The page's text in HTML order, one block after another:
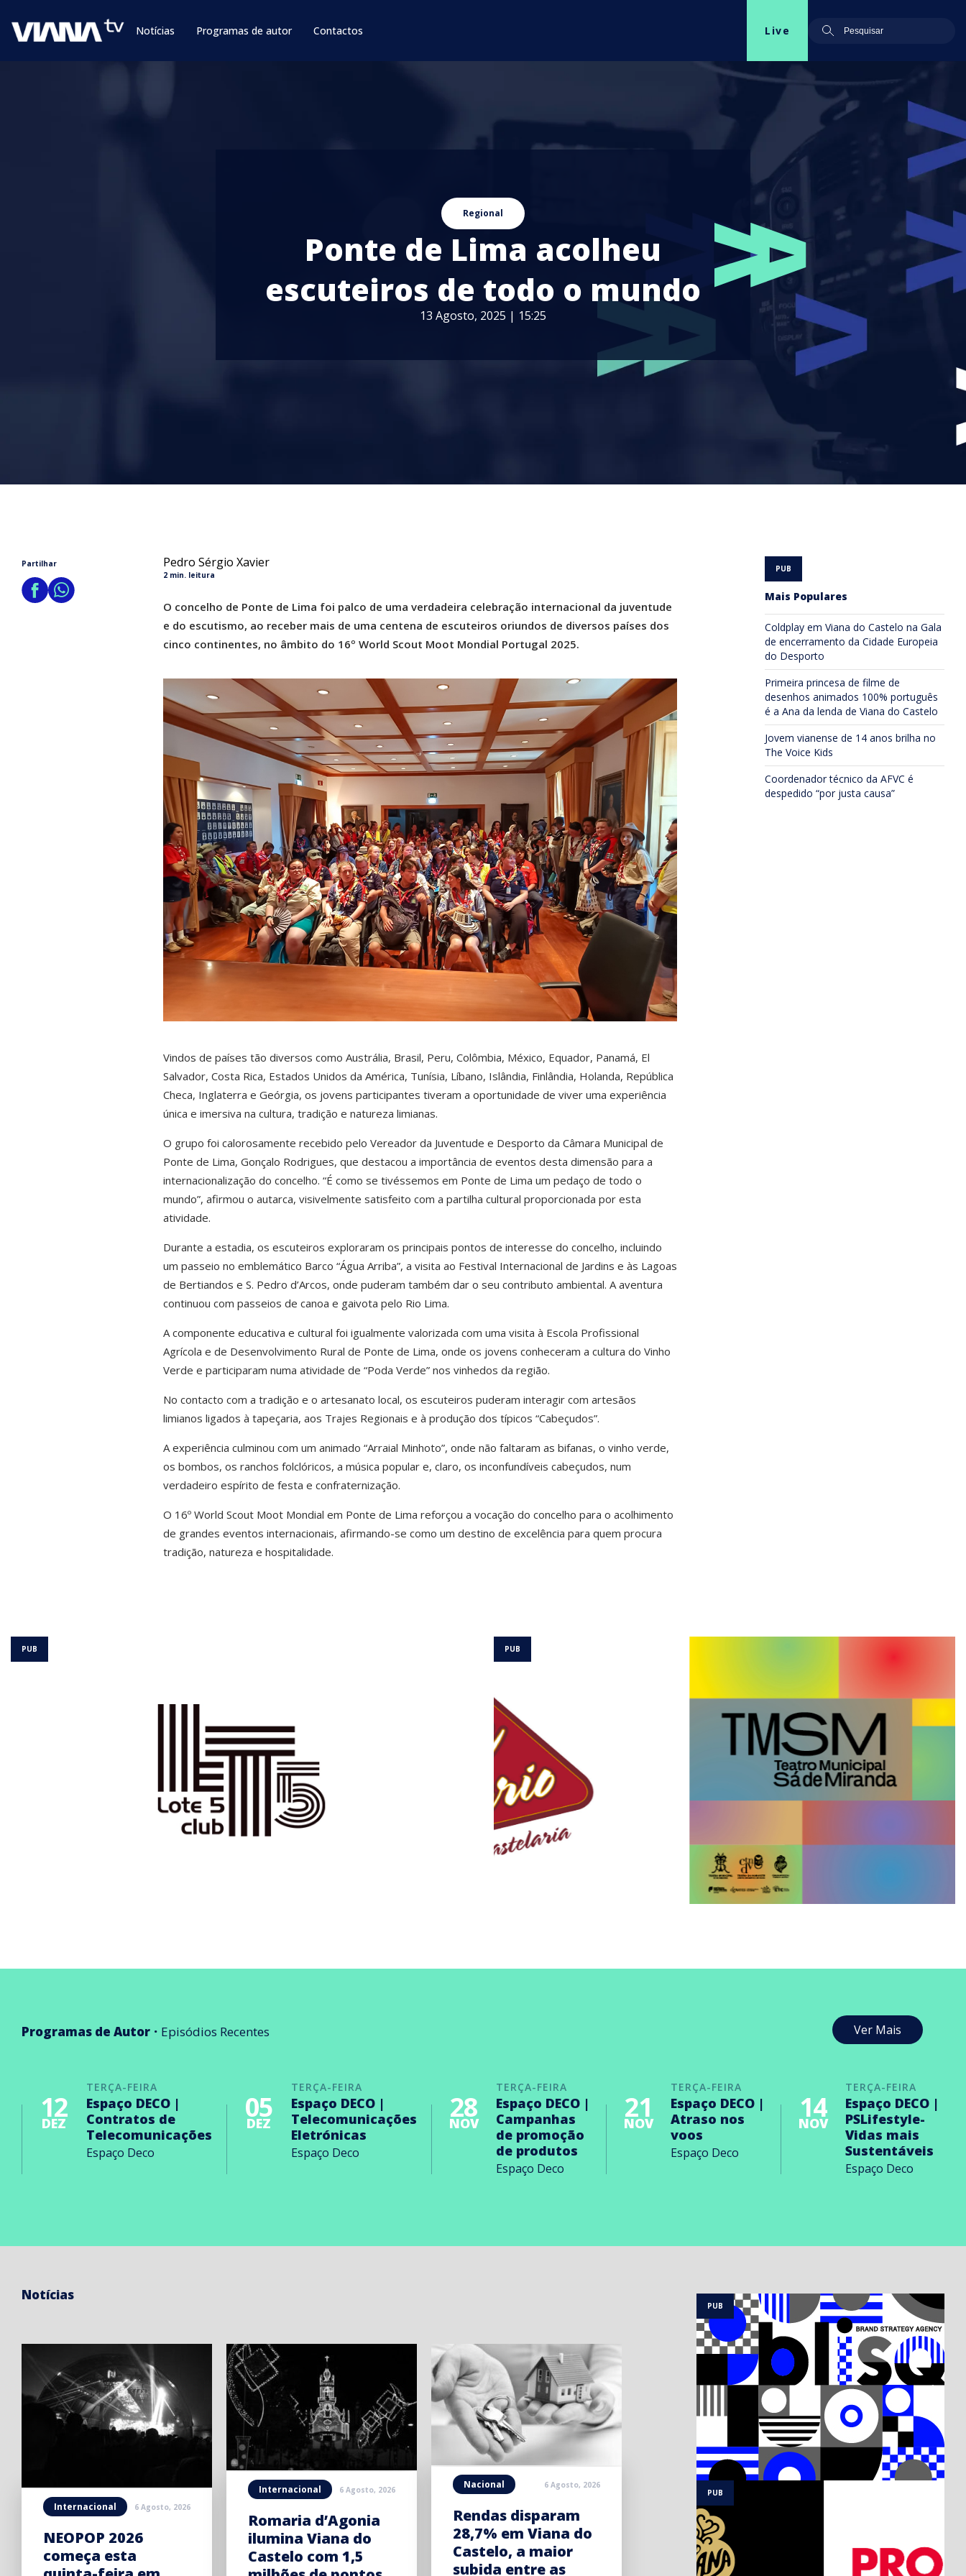
Notícias Programas de autor Contactos Live
Regional
Ponte de Lima acolheu
escuteiros de todo o mundo
13 Agosto, 2025 | 15:25
Partilhar Pedro Sérgio Xavier
2 min. leitura
O concelho de Ponte de Lima foi palco de uma verdadeira celebração internacional da juventude
e do escutismo, ao receber mais de uma centena de escuteiros oriundos de diversos países dos
cinco continentes, no âmbito do 16º World Scout Moot Mondial Portugal 2025.
Vindos de países tão diversos como Austrália, Brasil, Peru, Colômbia, México, Equador, Panamá, El
Salvador, Costa Rica, Estados Unidos da América, Tunísia, Líbano, Islândia, Finlândia, Holanda, República
Checa, Inglaterra e Geórgia, os jovens participantes tiveram a oportunidade de viver uma experiência
única e imersiva na cultura, tradição e natureza limianas.
O grupo foi calorosamente recebido pelo Vereador da Juventude e Desporto da Câmara Municipal de
Ponte de Lima, Gonçalo Rodrigues, que destacou a importância de eventos desta dimensão para a
internacionalização do concelho. “É como se tivéssemos em Ponte de Lima um pedaço de todo o
mundo”, afirmou o autarca, visivelmente satisfeito com a partilha cultural proporcionada por esta
atividade.
Durante a estadia, os escuteiros exploraram os principais pontos de interesse do concelho, incluindo
um passeio no emblemático Barco “Água Arriba”, a visita ao Festival Internacional de Jardins e às Lagoas
de Bertiandos e S. Pedro d’Arcos, onde puderam também dar o seu contributo ambiental. A aventura
continuou com passeios de canoa e gaivota pelo Rio Lima.
A componente educativa e cultural foi igualmente valorizada com uma visita à Escola Profissional
Agrícola e de Desenvolvimento Rural de Ponte de Lima, onde os jovens conheceram a cultura do Vinho
Verde e participaram numa atividade de “Poda Verde” nos vinhedos da região.
No contacto com a tradição e o artesanato local, os escuteiros puderam interagir com artesãos
limianos ligados à tapeçaria, aos Trajes Regionais e à produção dos típicos “Cabeçudos”.
A experiência culminou com um animado “Arraial Minhoto”, onde não faltaram as bifanas, o vinho verde,
os bombos, os ranchos folclóricos, a música popular e, claro, os inconfundíveis cabeçudos, num
verdadeiro espírito de festa e confraternização.
O 16º World Scout Moot Mondial em Ponte de Lima reforçou a vocação do concelho para o acolhimento
de grandes eventos internacionais, afirmando-se como um destino de excelência para quem procura
tradição, natureza e hospitalidade.
Mais Populares
Coldplay em Viana do Castelo na Gala
de encerramento da Cidade Europeia
do Desporto
Primeira princesa de filme de
desenhos animados 100% português
é a Ana da lenda de Viana do Castelo
Jovem vianense de 14 anos brilha no
The Voice Kids
Coordenador técnico da AFVC é
despedido “por justa causa”
Programas de Autor Episódios Recentes Ver Mais
TERÇA-FEIRA
12
DEZ
Espaço DECO |
Contratos de
Telecomunicações
Espaço Deco
TERÇA-FEIRA
05
DEZ
Espaço DECO |
Telecomunicações
Eletrónicas
Espaço Deco
TERÇA-FEIRA
28
NOV
Espaço DECO |
Campanhas
de promoção
de produtos
Espaço Deco
TERÇA-FEIRA
21
NOV
Espaço DECO |
Atraso nos
voos
Espaço Deco
TERÇA-FEIRA
14
NOV
Espaço DECO |
PSLifestyle-
Vidas mais
Sustentáveis
Espaço Deco
Notícias
Internacional 6 Agosto, 2026
NEOPOP 2026
começa esta
Internacional 6 Agosto, 2026
Romaria d’Agonia
ilumina Viana do
Castelo com 1,5
Nacional 6 Agosto, 2026
Rendas disparam
28,7% em Viana do
Castelo, a maior
subida entre as